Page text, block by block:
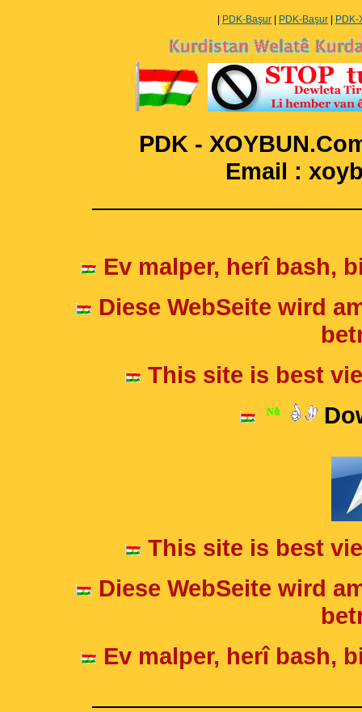
PDK-Başur PDK-Başur
PDK -
Email :
Ev malper, herî bash,
Diese WebSeite wird
This site is best
This site is best
Diese WebSeite wird
Ev malper, herî bash,